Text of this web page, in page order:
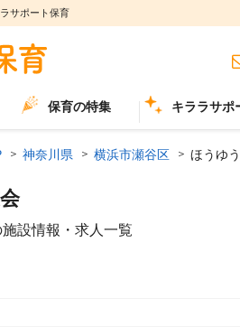
サポート保育
保育の特集 キララサポ
神奈川県 横浜市瀬谷区 ほうゆ
施設情報・求人一覧